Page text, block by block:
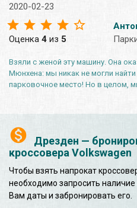
Дрезден —
кроссовера Volkswagen
Чтобы взять напрокат
необходимо запросить
Вам даты и забронировать его.
2020-02-23
Оценка 4 из 5
Взяли с женой эту машину. Она
Мюнхена: мы никак не могли
парковочное место! Но в целом,